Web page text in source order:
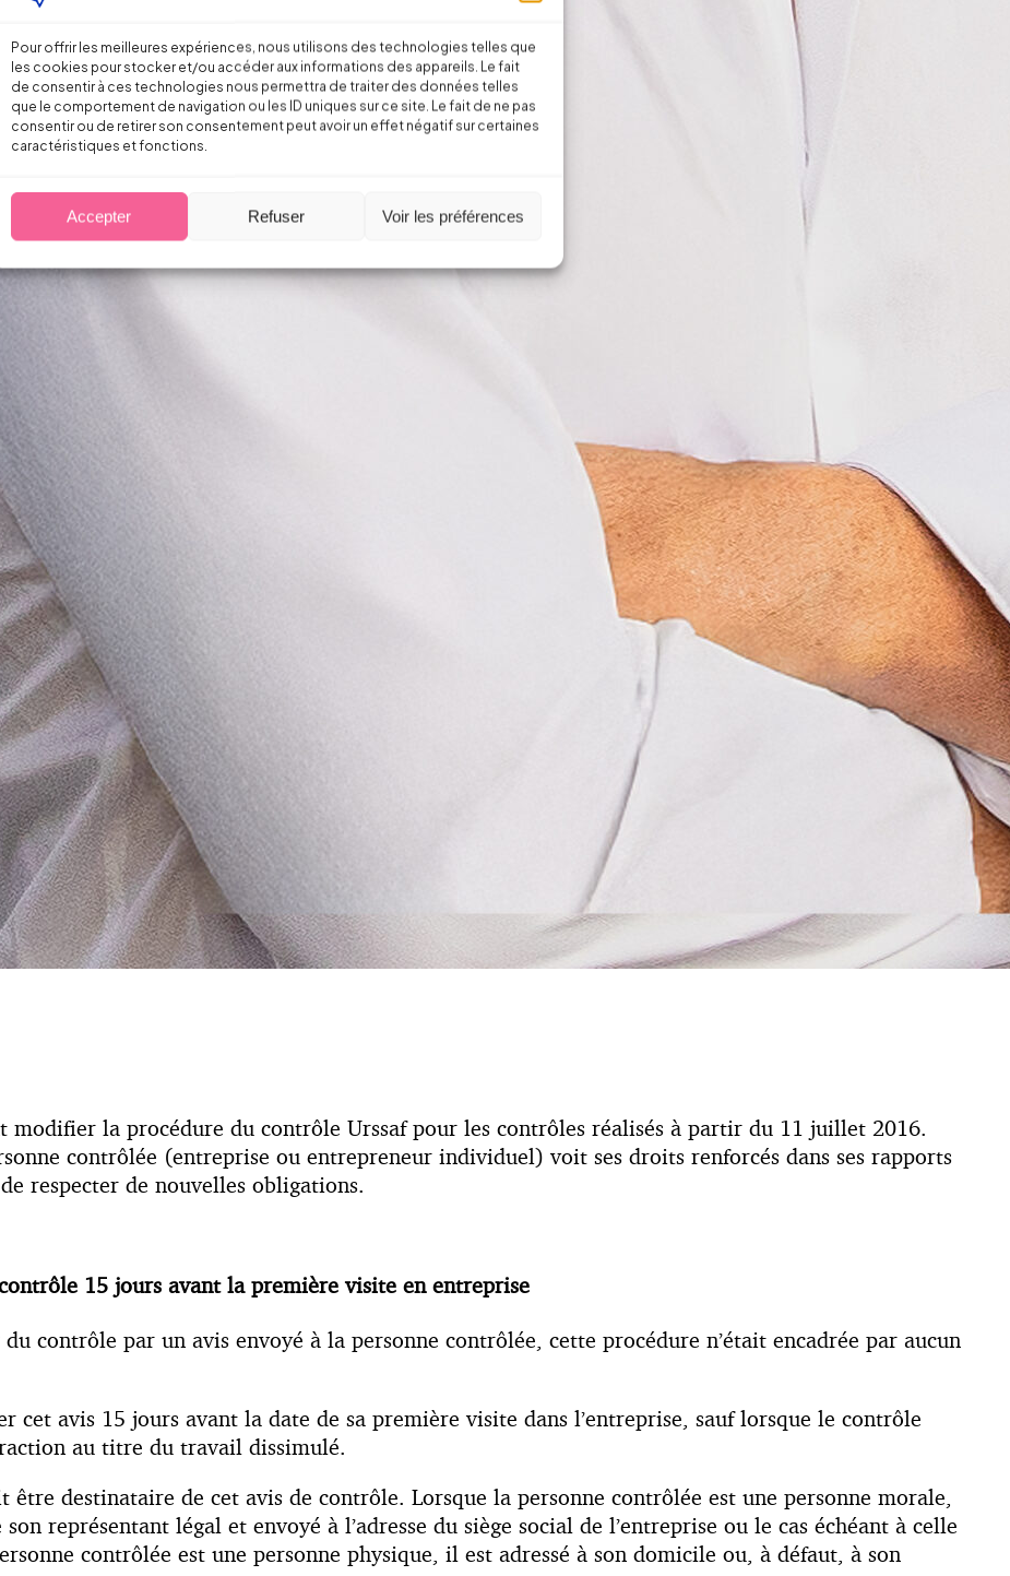
Pour offrir les meilleures expériences, nous utilisons des technologies telles que
les cookies pour stocker et/ou accéder aux informations des appareils. Le fait
de consentir à ces technologies nous permettra de traiter des données telles
que le comportement de navigation ou les ID uniques sur ce site. Le fait de ne pas
consentir ou de retirer son consentement peut avoir un effet négatif sur certaines
caractéristiques et fonctions.
Accepter Refuser Voir les préférences
la procédure du contrôle Urssaf pour les contrôles réalisés à partir du 11 juillet 2016.
contrôlée (entreprise ou entrepreneur individuel) voit ses droits renforcés dans ses rapports
respecter de nouvelles obligations.
15 jours avant la première visite en entreprise
contrôle par un avis envoyé à la personne contrôlée, cette procédure n’était encadrée par aucun
cet avis 15 jours avant la date de sa première visite dans l’entreprise, sauf lorsque le contrôle
au titre du travail dissimulé.
destinataire de cet avis de contrôle. Lorsque la personne contrôlée est une personne morale,
représentant légal et envoyé à l’adresse du siège social de l’entreprise ou le cas échéant à celle
contrôlée est une personne physique, il est adressé à son domicile ou, à défaut, à son